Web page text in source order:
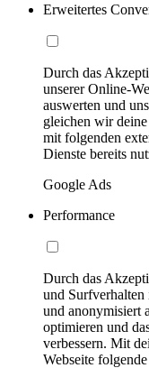
Erweitertes
Durch das
unserer Online-
auswerten und
gleichen wir deine
mit folgenden
Dienste bereits
Google Ads
Performance
Durch das
und Surfverhalten
und anonymisiert
optimieren und
verbessern. Mit
Webseite